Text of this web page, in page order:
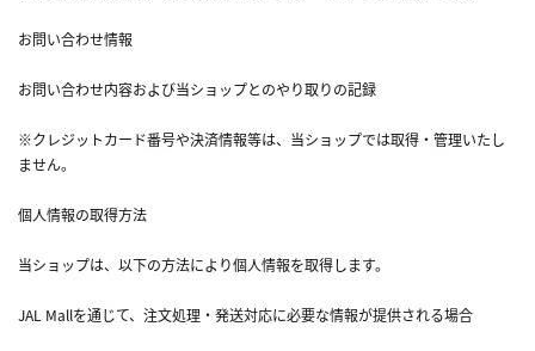
お問い合わせ情報
お問い合わせ内容および当ショップとのやり取りの記録
※クレジットカード番号や決済情報等は、当ショップでは取得・管理いたし
ません。
個人情報の取得方法
当ショップは、以下の方法により個人情報を取得します。
JAL Mallを通じて、注文処理・発送対応に必要な情報が提供される場合